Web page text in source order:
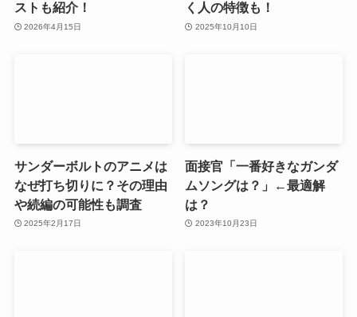
ストも紹介！
2026年4月15日
く人の特徴も！
2025年10月10日
サンダーボルトのアニメは
なぜ打ち切りに？その理由
や続編の可能性も調査
2025年2月17日
面接官「一番好きなガンダ
ムソングは？」←最適解
は？
2023年10月23日